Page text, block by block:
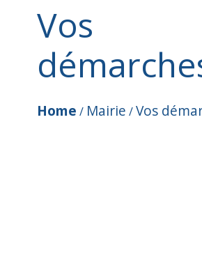
Vos
Home / Mairie /Vos